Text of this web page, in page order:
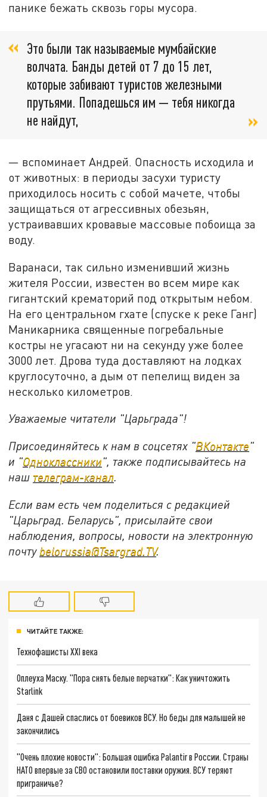
панике бежать сквозь горы мусора.
Это были так называемые мумбайские
волчата. Банды детей от 7 до 15 лет,
которые забивают туристов железными
прутьями. Попадешься им — тебя никогда
не найдут,
— вспоминает Андрей. Опасность исходила и
от животных: в периоды засухи туристу
приходилось носить с собой мачете, чтобы
защищаться от агрессивных обезьян,
устраивавших кровавые массовые побоища за
воду.
Варанаси, так сильно изменивший жизнь
жителя России, известен во всем мире как
гигантский крематорий под открытым небом.
На его центральном гхате (спуске к реке Ганг)
Маникарника священные погребальные
костры не угасают ни на секунду уже более
3000 лет. Дрова туда доставляют на лодках
круглосуточно, а дым от пепелищ виден за
несколько километров.
Уважаемые читатели "Царьграда"!
Присоединяйтесь к нам в соцсетях "ВКонтакте"
и "Одноклассники", также подписывайтесь на
наш телеграм-канал.
Если вам есть чем поделиться с редакцией
"Царьград. Беларусь", присылайте свои
наблюдения, вопросы, новости на электронную
почту belorussia@Tsargrad.TV.
ЧИТАЙТЕ ТАКЖЕ:
Технофашисты XXI века
Оплеуха Маску. "Пора снять белые перчатки": Как уничтожить
Starlink
Даня с Дашей спаслись от боевиков ВСУ. Но беды для малышей не
закончились
"Очень плохие новости": Большая ошибка Palantir в России. Страны
НАТО впервые за СВО остановили поставки оружия. ВСУ теряют
приграничье?